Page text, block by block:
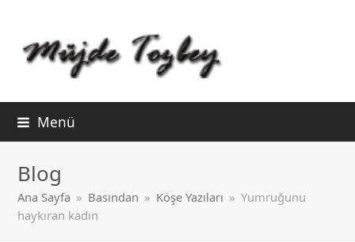
Menü
Blog
Ana Sayfa » Basından » Köşe Yazıları » Yumruğunu
haykıran kadın